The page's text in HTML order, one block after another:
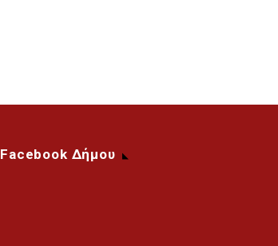
Facebook Δήμου